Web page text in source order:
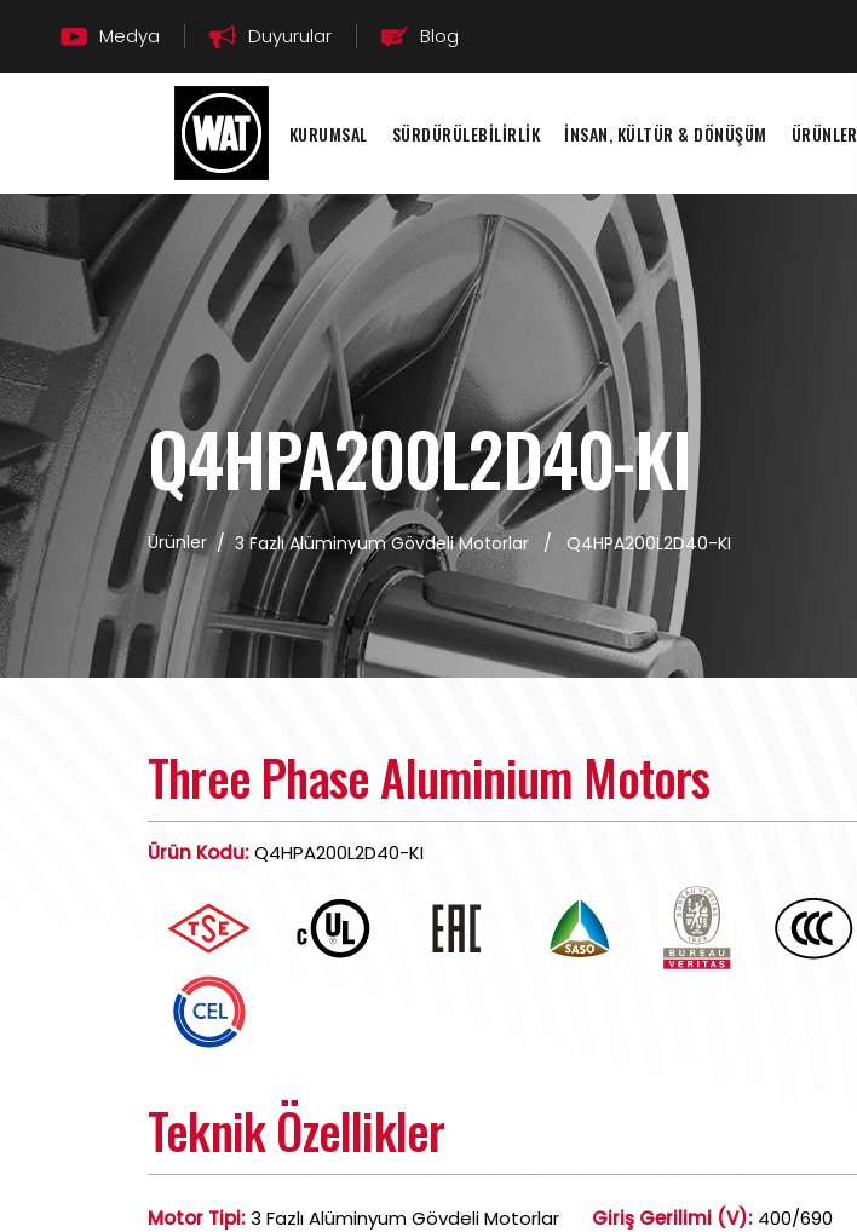
Medya Duyurular Blog
KURUMSAL SÜRDÜRÜLEBİLİRLİK İNSAN, KÜLTÜR & DÖNÜŞÜM ÜRÜNLER
Q4HPA200L2D40-KI
Ürünler/ 3 Fazlı Alüminyum Gövdeli Motorlar / Q4HPA200L2D40-KI
Three Phase Aluminium Motors
Ürün Kodu:Q4HPA200L2D40-KI
Teknik Özellikler
Motor Tipi:3 Fazlı Alüminyum Gövdeli Motorlar
Giriş Gerilimi (V):400/690